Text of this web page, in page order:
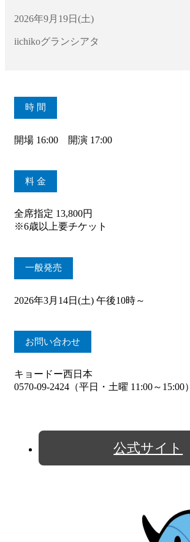
2026年9月19日(土)
iichikoグランシアタ
時 間
開場 16:00 開演 17:00
料 金
全席指定 13,800円
※6歳以上要チケット
一般発売
2026年3月14日(土) 午後10時～
お問い合わせ
キョードー西日本
0570-09-2424（平日・土曜 11:00～15:00）
公式サイト